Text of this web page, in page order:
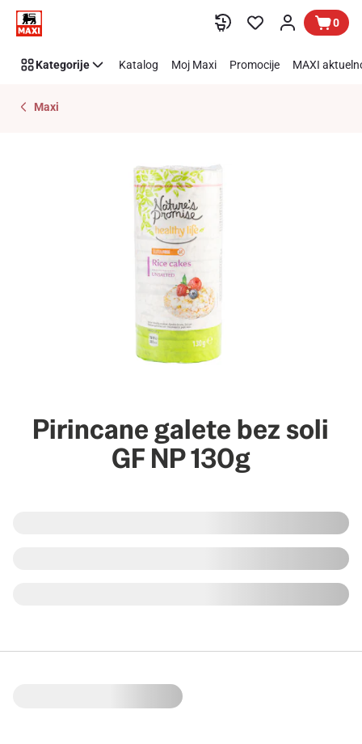
Preskoči link 0
Kategorije Katalog Moj Maxi Promocije MAXI
Maxi
Pirincane galete bez soli
GF NP 130g